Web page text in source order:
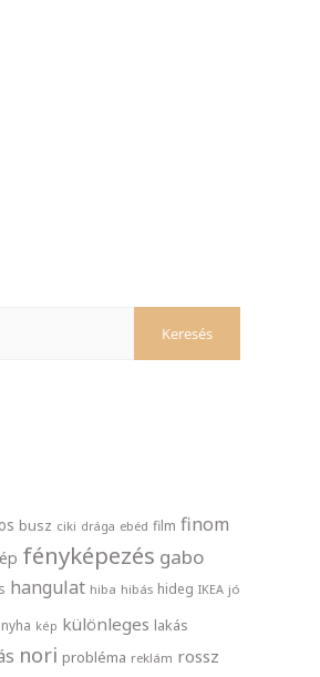
busz ciki drága ebéd film finom
fényképezés gabo
hangulat hiba hibás hideg IKEA jó
kép különleges lakás
nori probléma reklám rossz